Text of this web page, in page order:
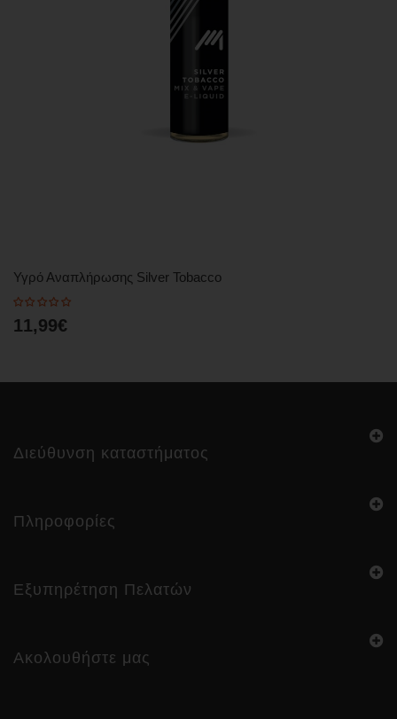
Υγρό Αναπλήρωσης Silver Tobacco
11,99€
Διεύθυνση καταστήματος
Πληροφορίες
Εξυπηρέτηση Πελατών
Ακολουθήστε μας